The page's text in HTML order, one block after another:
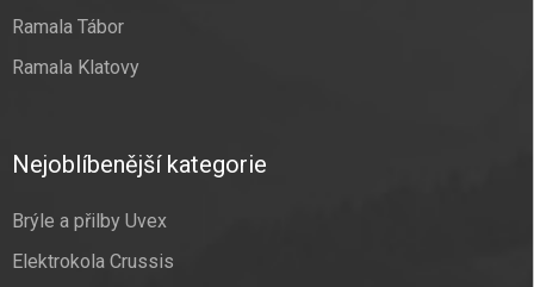
Ramala Tábor
Ramala Klatovy
Nejoblíbenější kategorie
Brýle a přilby Uvex
Elektrokola Crussis